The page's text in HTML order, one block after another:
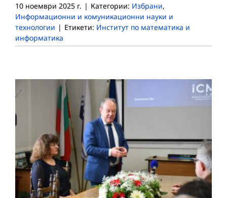
10 ноември 2025 г. | Категории: Избрани,
Информационни и комуникационни науки и
технологии | Етикети: Институт по математика и
информатика